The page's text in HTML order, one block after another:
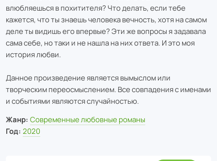
влюбляешься в похитителя? Что делать, если тебе
кажется, что ты знаешь человека вечность, хотя на самом
деле ты видишь его впервые? Эти же вопросы я задавала
сама себе, но таки и не нашла на них ответа. И это моя
история любви.
Данное произведение является вымыслом или
творческим переосмыслением. Все совпадения с именами
и событиями являются случайностью.
Жанр: Современные любовные романы
Год: 2020